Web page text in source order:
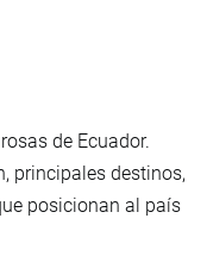
de Ecuador.
principales destinos,
posicionan al país